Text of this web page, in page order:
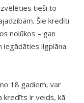
tieši to
Šie kredīti
nolūkos – gan
iegādāties ilgplāna
18 gadiem, var
ir veids, kā